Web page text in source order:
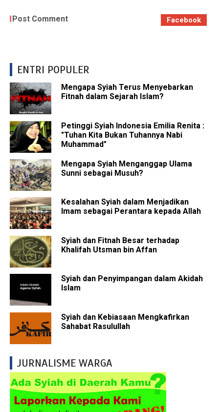
Post Comment Facebook
ENTRI POPULER
Mengapa Syiah Terus Menyebarkan
Fitnah dalam Sejarah Islam?
Petinggi Syiah Indonesia Emilia Renita :
"Tuhan Kita Bukan Tuhannya Nabi
Muhammad"
Mengapa Syiah Menganggap Ulama
Sunni sebagai Musuh?
Kesalahan Syiah dalam Menjadikan
Imam sebagai Perantara kepada Allah
Syiah dan Fitnah Besar terhadap
Khalifah Utsman bin Affan
Syiah dan Penyimpangan dalam Akidah
Islam
Syiah dan Kebiasaan Mengkafirkan
Sahabat Rasulullah
JURNALISME WARGA